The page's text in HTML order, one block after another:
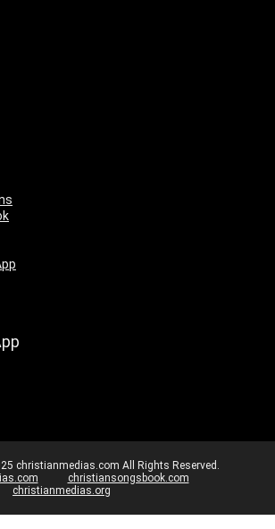
christianmedias.com All Rights Reserved.
christiansongsbook.com
christianmedias.org